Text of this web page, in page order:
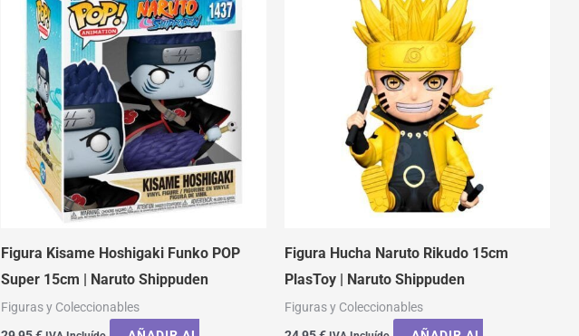
Figura Kisame Hoshigaki Funko POP
Super 15cm | Naruto Shippuden
Figuras y Coleccionables
Figura Hucha Naruto Rikudo 15cm
PlasToy | Naruto Shippuden
Figuras y Coleccionables